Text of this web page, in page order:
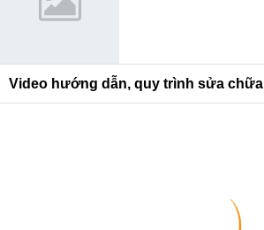
Video hướng dẫn, quy trình sửa chữa